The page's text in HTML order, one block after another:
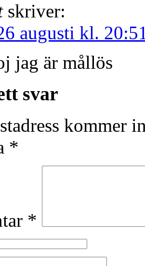
skriver:
augusti kl.
jag är mållös
svar
kommer
*
*